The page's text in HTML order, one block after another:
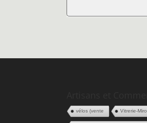
vélos (vente Vitrerie-